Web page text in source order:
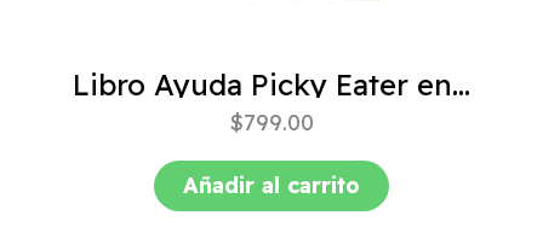
Libro Ayuda Picky Eater en casa
$799.00
Añadir al carrito